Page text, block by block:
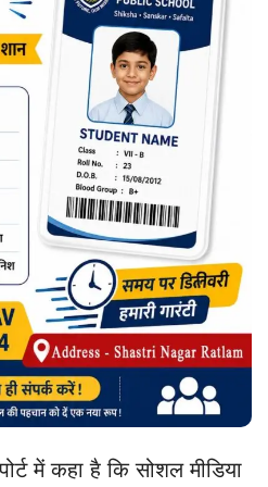
में कहा है कि सोशल मीडिया